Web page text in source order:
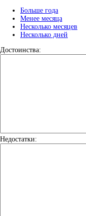
Больше года
Менее месяца
Несколько месяцев
Несколько дней
Достоинства:
Недостатки: